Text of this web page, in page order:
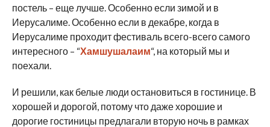
постель – еще лучше. Особенно если зимой и в
Иерусалиме. Особенно если в декабре, когда в
Иерусалиме проходит фестиваль всего-всего самого
интересного – “Хамшушалаим“, на который мы и
поехали.
И решили, как белые люди остановиться в гостинице. В
хорошей и дорогой, потому что даже хорошие и
дорогие гостиницы предлагали вторую ночь в рамках